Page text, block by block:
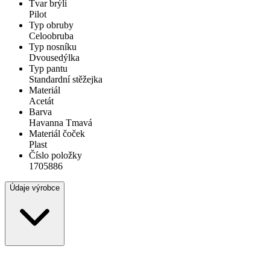
Tvar brýlí
Pilot
Typ obruby
Celoobruba
Typ nosníku
Dvousedýlka
Typ pantu
Standardní stěžejka
Materiál
Acetát
Barva
Havanna Tmavá
Materiál čoček
Plast
Číslo položky
1705886
Údaje výrobce